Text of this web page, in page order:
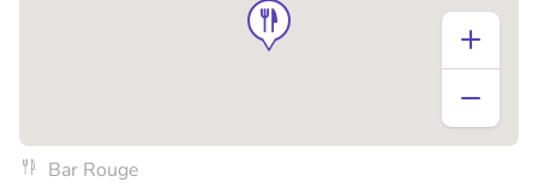
Bar Rouge